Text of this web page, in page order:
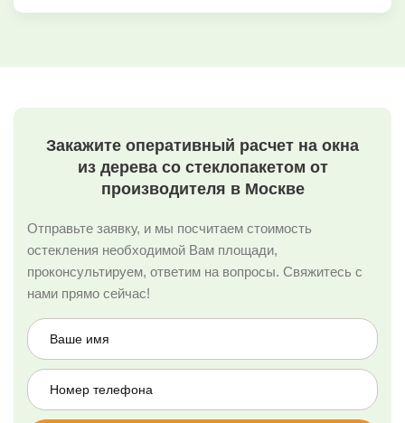
Закажите оперативный расчет на окна
из дерева со стеклопакетом от
производителя в Москве
Отправьте заявку, и мы посчитаем стоимость
остекления необходимой Вам площади,
проконсультируем, ответим на вопросы. Свяжитесь с
нами прямо сейчас!